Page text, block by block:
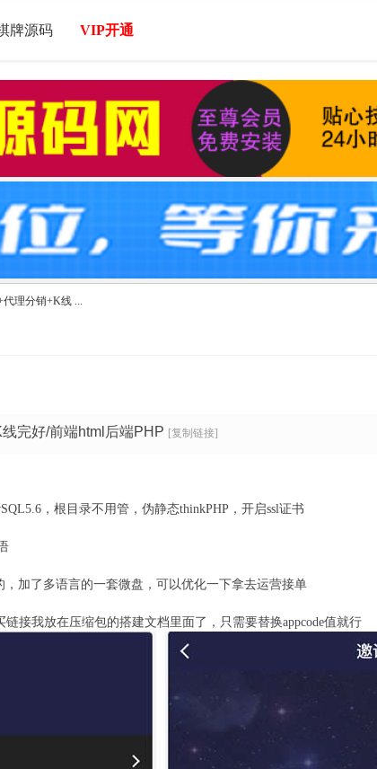
牌源码 VIP开通
理分销+K线 ...
完好/前端html后端PHP [复制链接]
，根目录不用管，伪静态thinkPHP，开启ssl证书
加了多语言的一套微盘，可以优化一下拿去运营接单
接我放在压缩包的搭建文档里面了，只需要替换appcode值就行